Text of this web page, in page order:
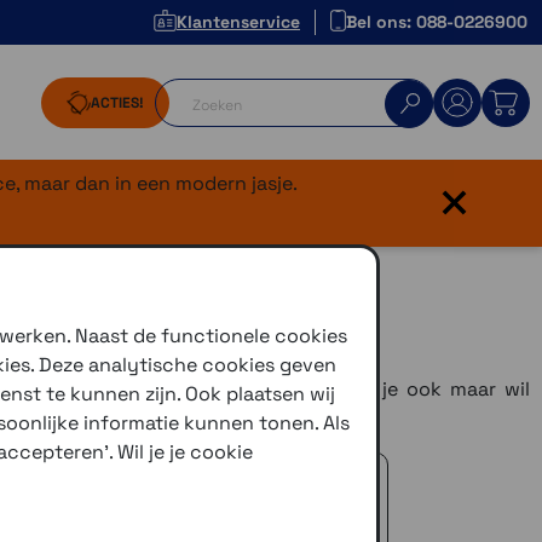
Klantenservice Bel ons: 088-0226900
ACTIES!
maar dan in een modern jasje.
×
wijst je de weg, overal waar je ook maar wil
Naast de functionele cookies
Deze analytische cookies geven
te kunnen zijn. Ook plaatsen wij
informatie kunnen tonen. Als
Wil je je cookie